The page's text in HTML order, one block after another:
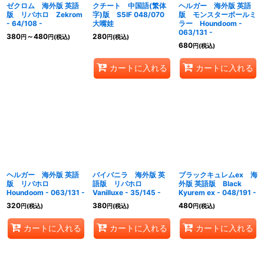
ゼクロム 海外版 英語
版 リバホロ Zekrom
- 64/108 -
380円～480円(税込)
クチート 中国語(繁体
字)版 S5IF 048/070
大嘴娃
280円(税込)
カートに入れる
ヘルガー 海外版 英語
版 モンスターボールミ
ラー Houndoom -
063/131 -
680円(税込)
カートに入れる
ヘルガー 海外版 英語
版 リバホロ
Houndoom - 063/131 -
320円(税込)
カートに入れる
バイバニラ 海外版 英
語版 リバホロ
Vanilluxe - 35/145 -
380円(税込)
カートに入れる
ブラックキュレムex 海
外版 英語版 Black
Kyurem ex - 048/191 -
480円(税込)
カートに入れる